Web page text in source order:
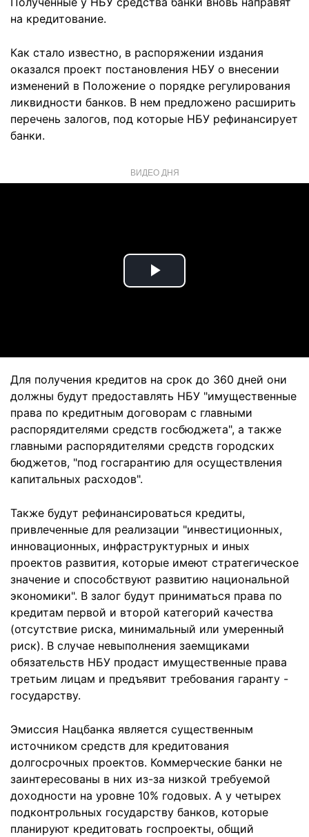
на кредитование.
Как стало известно, в распоряжении издания
оказался проект постановления НБУ о внесении
изменений в Положение о порядке регулирования
ликвидности банков. В нем предложено расширить
перечень залогов, под которые НБУ рефинансирует
банки.
ВИДЕО ДНЯ
Play
Для получения кредитов на срок до 360 дней они
должны будут предоставлять НБУ "имущественные
права по кредитным договорам с главными
распорядителями средств госбюджета", а также
главными распорядителями средств городских
бюджетов, "под госгарантию для осуществления
капитальных расходов".
Также будут рефинансироваться кредиты,
привлеченные для реализации "инвестиционных,
инновационных, инфраструктурных и иных
проектов развития, которые имеют стратегическое
значение и способствуют развитию национальной
экономики". В залог будут приниматься права по
кредитам первой и второй категорий качества
(отсутствие риска, минимальный или умеренный
риск). В случае невыполнения заемщиками
обязательств НБУ продаст имущественные права
третьим лицам и предъявит требования гаранту -
государству.
Эмиссия Нацбанка является существенным
источником средств для кредитования
долгосрочных проектов. Коммерческие банки не
заинтересованы в них из-за низкой требуемой
доходности на уровне 10% годовых. А у четырех
подконтрольных государству банков, которые
планируют кредитовать госпроекты, общий